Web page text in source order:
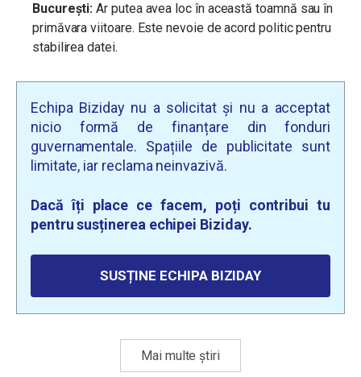
București: Ar putea avea loc în această toamnă sau în
primăvara viitoare. Este nevoie de acord politic pentru
stabilirea datei.
Echipa Biziday nu a solicitat și nu a acceptat
nicio formă de finanțare din fonduri
guvernamentale. Spațiile de publicitate sunt
limitate, iar reclama neinvazivă.
Dacă îți place ce facem, poți contribui tu
pentru susținerea echipei Biziday.
SUSȚINE ECHIPA BIZIDAY
Mai multe știri